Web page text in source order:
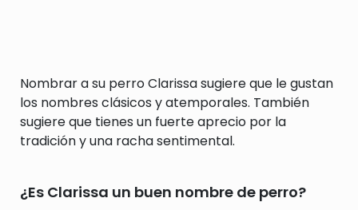
Nombrar a su perro Clarissa sugiere que le gustan
los nombres clásicos y atemporales. También
sugiere que tienes un fuerte aprecio por la
tradición y una racha sentimental.
¿Es Clarissa un buen nombre de perro?